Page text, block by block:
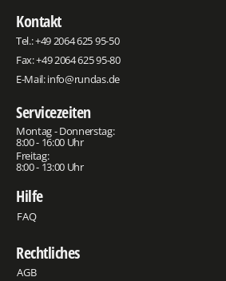
Kontakt
Tel.:+49 2064 625 95-50
Fax: +49 2064 625 95-80
E-Mail:info@rundas.de
Servicezeiten
Montag - Donnerstag:
8:00 - 16:00 Uhr
Freitag:
8:00 - 13:00 Uhr
Hilfe
FAQ
Rechtliches
AGB